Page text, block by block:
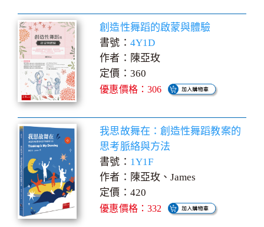
創造性舞蹈的啟蒙與體驗
書號： 4Y1D
作者：陳亞玫
定價：360
優惠價格：306
我思故舞在：創造性舞蹈教案的
思考脈絡與方法
書號： 1Y1F
作者：陳亞玫、James
定價：420
優惠價格：332